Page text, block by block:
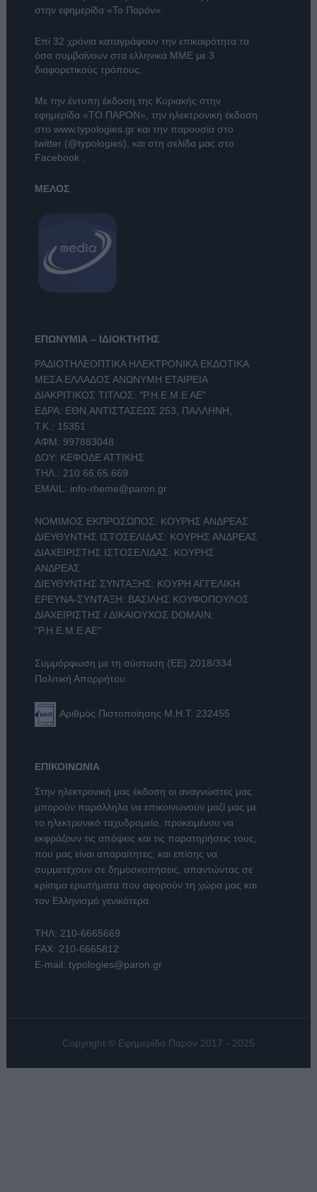
στην εφημερίδα «Το Παρόν».
Επί 32 χρόνια καταγράφουν την επικαιρότητα τα
όσα συμβαίνουν στα ελληνικά ΜΜΕ με 3
διαφορετικούς τρόπους.
Με την έντυπη έκδοση της Κυριακής στην
εφημερίδα «ΤΟ ΠΑΡΟΝ», την ηλεκτρονική έκδοση
στο www.typologies.grκαι την παρουσία στο
twitter (@typologies), και στη σελίδα μας στο
Facebook .
ΜΕΛΟΣ
ΕΠΩΝΥΜΙΑ – ΙΔΙΟΚΤΗΤΗΣ
ΡΑΔΙΟΤΗΛΕΟΠΤΙΚΑ ΗΛΕΚΤΡΟΝΙΚΑ ΕΚΔΟΤΙΚΑ
ΜΕΣΑ ΕΛΛΑΔΟΣ ΑΝΩΝΥΜΗ ΕΤΑΙΡΕΙΑ
ΔΙΑΚΡΙΤΙΚΟΣ ΤΙΤΛΟΣ: "Ρ.Η.Ε.Μ.Ε ΑΕ"
ΕΔΡΑ: ΕΘΝ.ΑΝΤΙΣΤΑΣΕΩΣ 253, ΠΑΛΛΗΝΗ,
Τ.Κ.: 15351
ΑΦΜ: 997883048
ΔΟΥ: ΚΕΦΟΔΕ ΑΤΤΙΚΗΣ
ΤΗΛ.: 210 66.65.669
EMAIL: info-rheme@paron.gr
ΝΟΜΙΜΟΣ ΕΚΠΡΟΣΩΠΟΣ: ΚΟΥΡΗΣ ΑΝΔΡΕΑΣ
ΔΙΕΥΘΥΝΤΗΣ ΙΣΤΟΣΕΛΙΔΑΣ: ΚΟΥΡΗΣ ΑΝΔΡΕΑΣ
ΔΙΑΧΕΙΡΙΣΤΗΣ ΙΣΤΟΣΕΛΙΔΑΣ: ΚΟΥΡΗΣ
ΑΝΔΡΕΑΣ
ΔΙΕΥΘΥΝΤΗΣ ΣΥΝΤΑΞΗΣ: ΚΟΥΡΗ ΑΓΓΕΛΙΚΗ
ΕΡΕΥΝΑ-ΣΥΝΤΑΞΗ: ΒΑΣΙΛΗΣ ΚΟΥΦΟΠΟΥΛΟΣ
ΔΙΑΧΕΙΡΙΣΤΗΣ / ΔΙΚΑΙΟΥΧΟΣ DOMAIN:
"Ρ.Η.Ε.Μ.Ε ΑΕ"
Συμμόρφωση με τη σύσταση (ΕΕ) 2018/334
Πολιτική Απορρήτου
Αριθμός Πιστοποίησης Μ.Η.Τ. 232455
ΕΠΙΚΟΙΝΩΝΙΑ
Στην ηλεκτρονική μας έκδοση οι αναγνώστες μας
μπορούν παράλληλα να επικοινωνούν μαζί μας με
το ηλεκτρονικό ταχυδρομείο, προκειμένου να
εκφράζουν τις απόψεις και τις παρατηρήσεις τους,
που μας είναι απαραίτητες, και επίσης να
συμμετέχουν σε δημοσκοπήσεις, απαντώντας σε
κρίσιμα ερωτήματα που αφορούν τη χώρα μας και
τον Ελληνισμό γενικότερα.
ΤΗΛ: 210-6665669
FAX: 210-6665812
E-mail: typologies@paron.gr
Copyright © Εφημερίδα Παρόν 2017 - 2025